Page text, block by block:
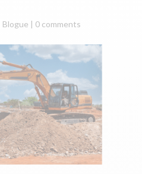
Blogue | 0 comments